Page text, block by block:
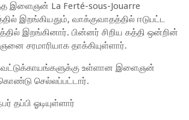
இளைஞன் La Ferté-sous-Jouarre
இறங்கியதும், வாக்குவாதத்தில் ஈடுபட்ட
இறங்கினார். பின்னர் சிறிய கத்தி ஒன்றின்
சரமாரியாக தாக்கியுள்ளார்.
உள்ளான இளைஞன்
செல்லப்பட்டார்.
தப்பி ஓடியுள்ளார்